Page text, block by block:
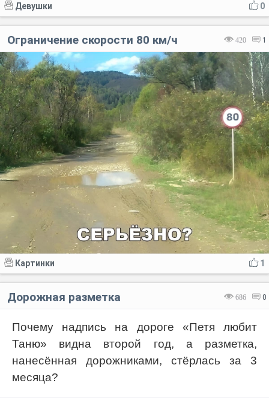
0
Девушки
420 1
Ограничение скорости 80 км/ч
1
Картинки
686 0
Дорожная разметка
Почему надпись на дороге «Петя любит
Таню» видна второй год, а разметка,
нанесённая дорожниками, стёрлась за 3
месяца?